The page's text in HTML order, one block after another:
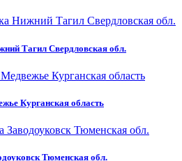
Тагил Свердловская обл.
Курганская область
Тюменская обл.